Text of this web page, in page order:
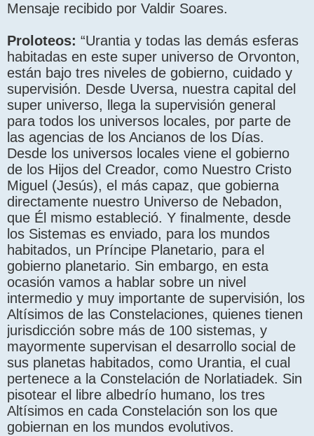
Mensaje recibido por Valdir Soares.
Proloteos: “Urantia y todas las demás esferas
habitadas en este super universo de Orvonton,
están bajo tres niveles de gobierno, cuidado y
supervisión. Desde Uversa, nuestra capital del
super universo, llega la supervisión general
para todos los universos locales, por parte de
las agencias de los Ancianos de los Días.
Desde los universos locales viene el gobierno
de los Hijos del Creador, como Nuestro Cristo
Miguel (Jesús), el más capaz, que gobierna
directamente nuestro Universo de Nebadon,
que Él mismo estableció. Y finalmente, desde
los Sistemas es enviado, para los mundos
habitados, un Príncipe Planetario, para el
gobierno planetario. Sin embargo, en esta
ocasión vamos a hablar sobre un nivel
intermedio y muy importante de supervisión, los
Altísimos de las Constelaciones, quienes tienen
jurisdicción sobre más de 100 sistemas, y
mayormente supervisan el desarrollo social de
sus planetas habitados, como Urantia, el cual
pertenece a la Constelación de Norlatiadek. Sin
pisotear el libre albedrío humano, los tres
Altísimos en cada Constelación son los que
gobiernan en los mundos evolutivos.